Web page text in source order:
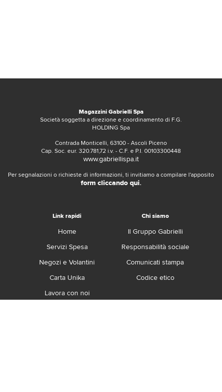
Magazzini Gabrielli Spa
Società soggetta a direzione e coordinamento di F.G.
HOLDING Spa
Contrada Monticelli, 63100 - Ascoli Piceno
Cap. Soc. eur. 320.781,72 i.v. - C.F. e P.I. 00103300448
www.gabriellispa.it
Per segnalazioni o richieste di informazioni, ti invitiamo a compilare l'apposito
form cliccando qui.
Link rapidi
Home
Servizi Spesa
Negozi e Volantini
Carta Unika
Lavora con noi
Chi siamo
Il Gruppo Gabrielli
Responsabilità sociale
Comunicati stampa
Codice etico